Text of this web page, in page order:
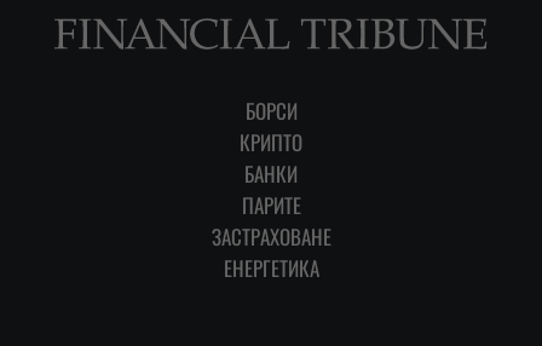
БОРСИ
КРИПТО
БАНКИ
ПАРИТЕ
ЗАСТРАХОВАНЕ
ЕНЕРГЕТИКА